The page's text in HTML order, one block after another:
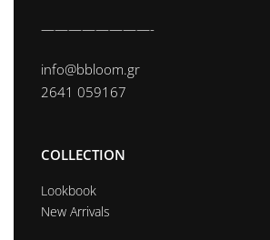
————————-
info@bbloom.gr
2641 059167
COLLECTION
Lookbook
New Arrivals